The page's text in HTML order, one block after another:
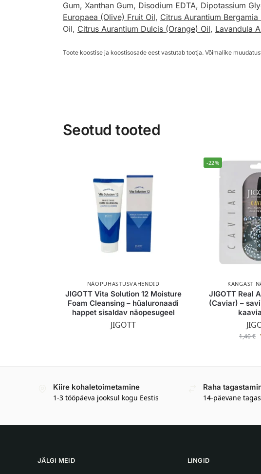
Gum, Xanthan Gum, Disodium EDTA, Dipotassium
Europaea (Olive) Fruit Oil, Citrus Aurantium
Oil, Citrus Aurantium Dulcis (Orange) Oil, Lavandula
Toote koostise ja koostisosade eest vastutab tootja. Võimalike
Seotud tooted
NÄOPUHASTUSVAHENDID
JIGOTT Vita Solution 12 Moisture
Foam Cleansing – hüaluronaadi
happet sisaldav näopesugeel
JIGOTT
-22%
KANGAST
JIGOTT Real
(Caviar) –
1,40€
Kiire kohaletoimetamine
1-3 tööpäeva jooksul kogu Eestis
Raha
14-päevane
JÄLGI MEID LINGID